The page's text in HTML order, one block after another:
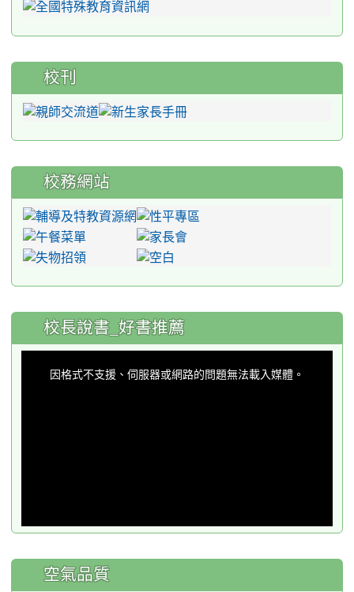
校刊
校務網站
:::
校長說書_好書推薦
因格式不支援、伺服器或網路的問題無法載入媒體。
空氣品質